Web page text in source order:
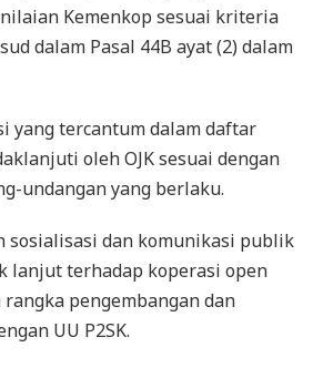
Kemenkop sesuai kriteria
dalam Pasal 44B ayat (2) dalam
yang tercantum dalam daftar
oleh OJK sesuai dengan
undangan yang berlaku.
sosialisasi dan komunikasi publik
lanjut terhadap koperasi open
pengembangan dan
UU P2SK.